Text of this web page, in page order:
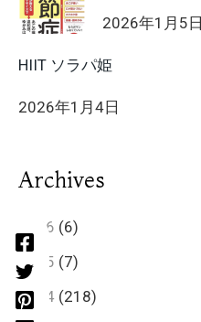
2026年1月5日
HIIT ソラパ姫
2026年1月4日
Archives
2026 (6)
2025 (7)
2024 (218)